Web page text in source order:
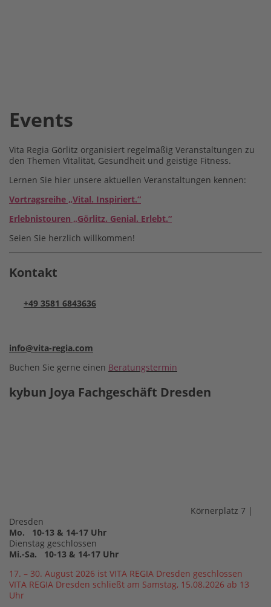
Events
Vita Regia Görlitz organisiert regelmäßig Veranstaltungen zu
den Themen Vitalität, Gesundheit und geistige Fitness.
Lernen Sie hier unsere aktuellen Veranstaltungen kennen:
Vortragsreihe „Vital. Inspiriert.“
Erlebnistouren „Görlitz. Genial. Erlebt.“
Seien Sie herzlich willkommen!
Kontakt
+49 3581 6843636
info@vita-regia.com
Buchen Sie gerne einen Beratungstermin
kybun Joya Fachgeschäft Dresden
Körnerplatz 7 |
Dresden
Mo. 10-13 & 14-17 Uhr
Dienstag geschlossen
Mi.-Sa. 10-13 & 14-17 Uhr
17. – 30. August 2026 ist VITA REGIA Dresden geschlossen
VITA REGIA Dresden schließt am Samstag, 15.08.2026 ab 13
Uhr